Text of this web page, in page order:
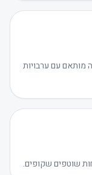
מותאם עם ערבויות
שוטפים שקופים.